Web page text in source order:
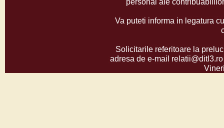
Va puteti informa in legatura
Solicitarile referitoare la
adresa de e-mail